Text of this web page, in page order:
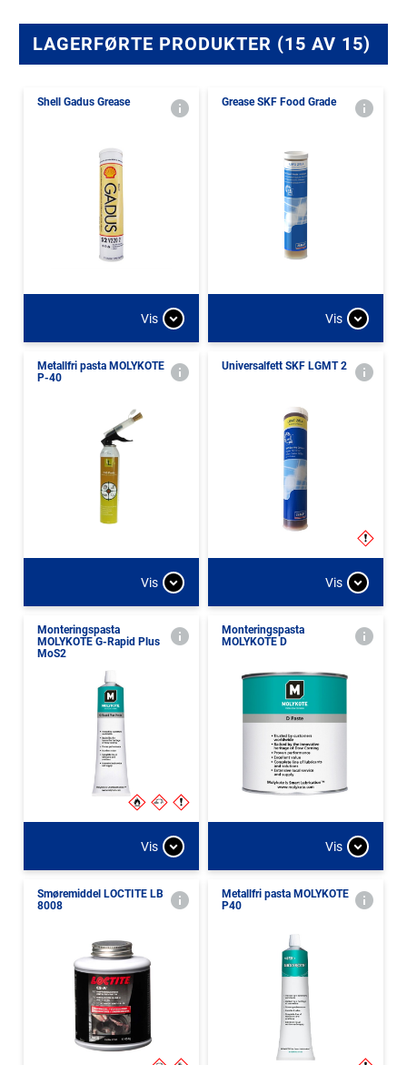
LAGERFØRTE PRODUKTER (15 AV 15)
Shell Gadus Grease
Vis
Grease SKF Food Grade
Vis
Metallfri pasta MOLYKOTE
P-40
Vis
Universalfett SKF LGMT 2
Vis
Monteringspasta
MOLYKOTE G-Rapid Plus
MoS2
Vis
Monteringspasta
MOLYKOTE D
Vis
Smøremiddel LOCTITE LB
8008
Metallfri pasta MOLYKOTE
P40